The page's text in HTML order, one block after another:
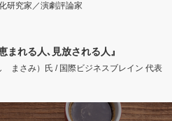
研究家／演劇評論家
まれる人､見放される人』
さみ）氏 / 国際ビジネスブレイン 代表